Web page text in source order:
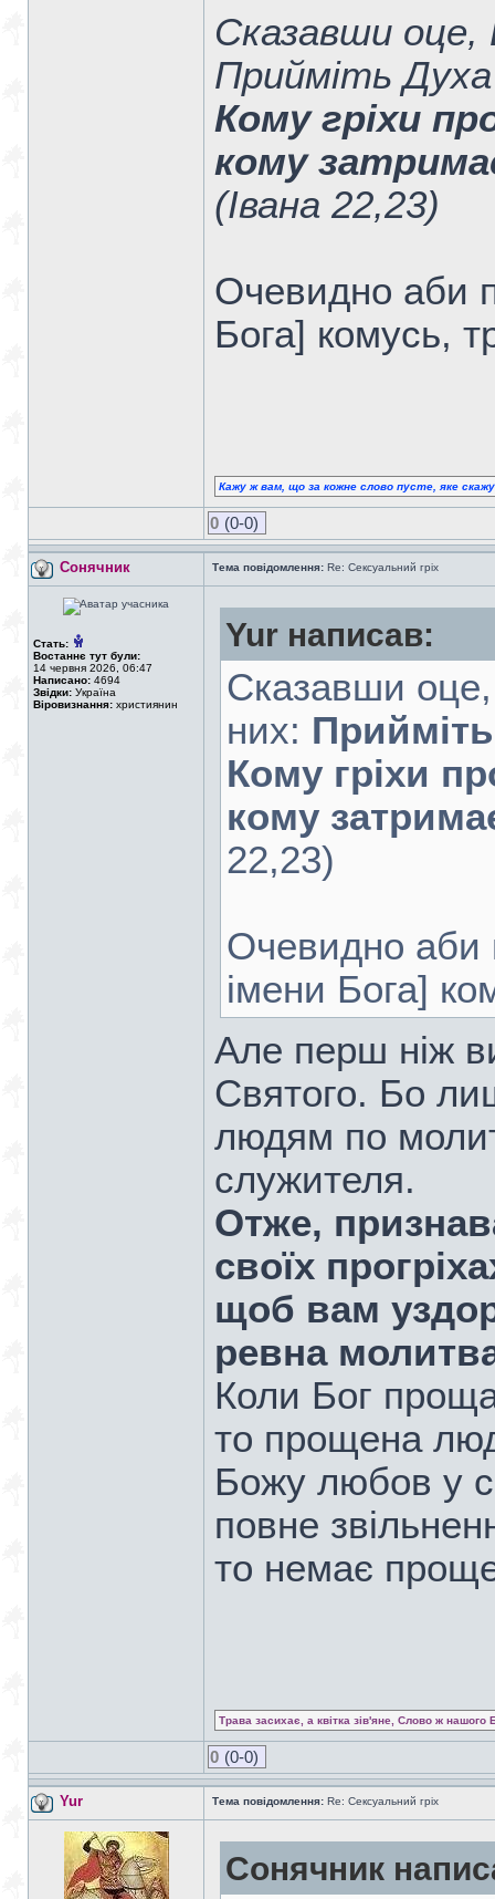
Сказавши оце,
Прийміть
Кому гріхи
кому
(Івана 22,23)
Очевидно аби
Бога] комусь,
Кажу ж вам, що за кожне слово пусте, яке
0 (0-0)
Сонячник Тема повідомлення: Re: Сексуальний гріх
Стать:
Востаннє тут були:
14 червня 2026, 06:47
Написано: 4694
Звідки: Україна
Віровизнання: християнин
Yur написав:
Сказавши оце,
них:
Кому гріхи
кому
22,23)
Очевидно аби
імени Бога]
Але перш ніж
Святого. Бо
людям по
служителя.
Отже,
своїх
щоб вам
ревна
Коли Бог
то прощена
Божу любов у
повне
то немає
Трава засихає, а квітка зів'яне, Слово ж нашого
0 (0-0)
Yur Тема повідомлення: Re: Сексуальний гріх
Сонячник